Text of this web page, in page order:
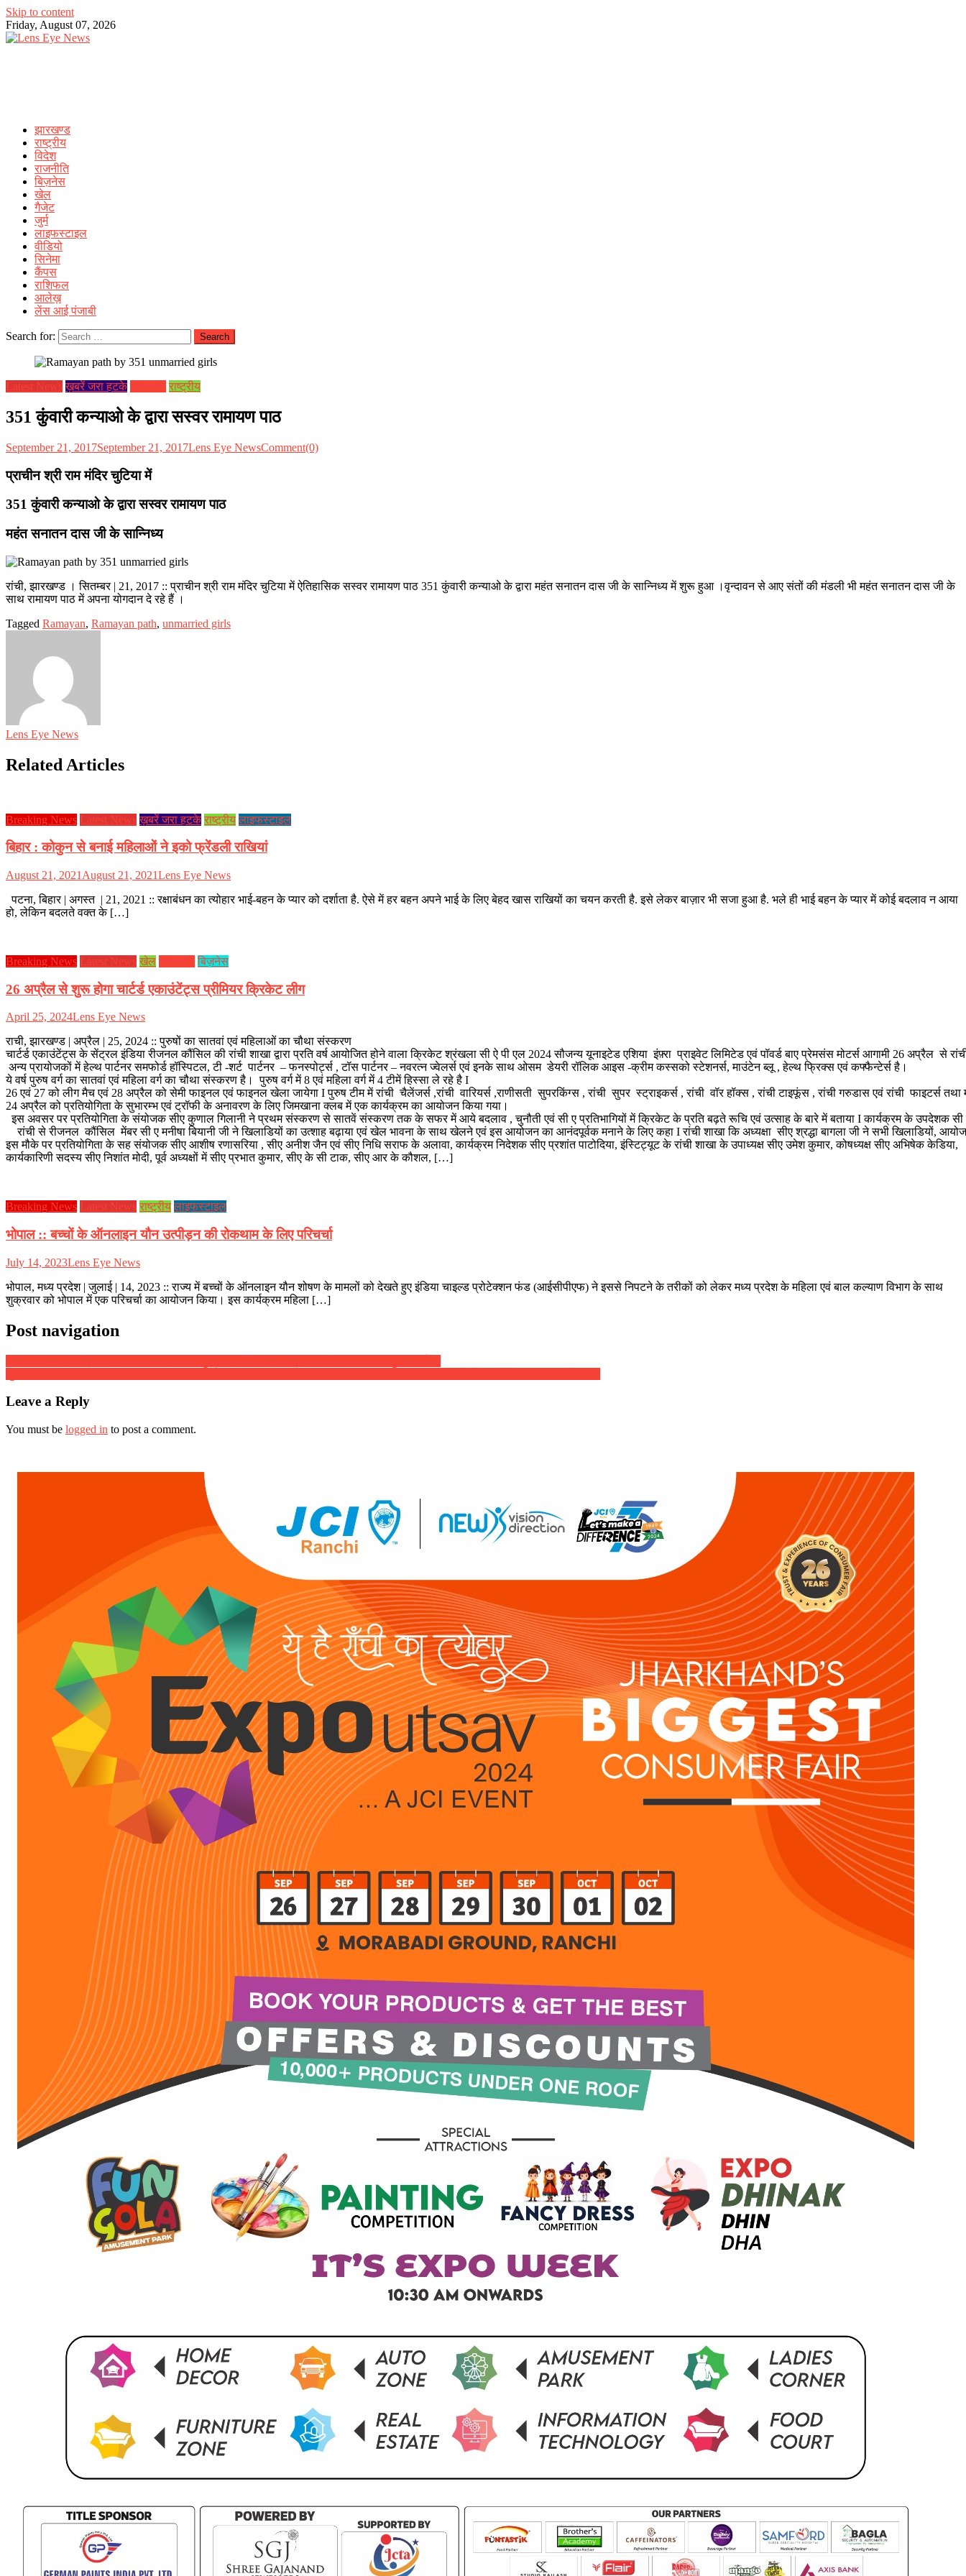
Skip to content
Friday, August 07, 2026
झारखण्ड
राष्ट्रीय
विदेश
राजनीति
बिज़नेस
खेल
गैजेट
जुर्म
लाइफस्टाइल
वीडियो
सिनेमा
कैंपस
राशिफल
आलेख़
लेंस आई पंजाबी
Search for:
Latest News ख़बरें जरा हटके राष्ट्रीय
351 कुंवारी कन्याओ के द्वारा सस्वर रामायण पाठ
September 21, 2017September 21, 2017Lens Eye NewsComment(0)
प्राचीन श्री राम मंदिर चुटिया में
351 कुंवारी कन्याओ के द्वारा सस्वर रामायण पाठ
महंत सनातन दास जी के सान्निध्य
रांची, झारखण्ड । सितम्बर | 21, 2017 :: प्राचीन श्री राम मंदिर चुटिया में ऐतिहासिक सस्वर रामायण पाठ 351 कुंवारी कन्याओ के द्वारा महंत सनातन दास जी के सान्निध्य में शुरू हुआ ।वृन्दावन से आए संतों की मंडली भी महंत सनातन दास जी के
साथ रामायण पाठ में अपना योगदान दे रहे हैं ।
Tagged Ramayan, Ramayan path, unmarried girls
Lens Eye News
Related Articles
Breaking News Latest News ख़बरें जरा हटके राष्ट्रीय लाइफस्टाइल
बिहार : कोकुन से बनाई महिलाओं ने इको फ्रेंडली राखियां
August 21, 2021 August 21, 2021Lens Eye News
पटना, बिहार | अगस्त | 21, 2021 :: रक्षाबंधन का त्योहार भाई-बहन के प्यार को दर्शाता है. ऐसे में हर बहन अपने भाई के लिए बेहद खास राखियों का चयन करती है. इसे लेकर बाज़ार भी सजा हुआ है. भले ही भाई बहन के प्यार में कोई बदलाव न आया
हो, लेकिन बदलते वक्त के […]
Breaking News Latest News खेल बिज़नेस
26 अप्रैल से शुरू होगा चार्टर्ड एकाउंटेंट्स प्रीमियर क्रिकेट लीग
April 25, 2024Lens Eye News
राची, झारखण्ड | अप्रैल | 25, 2024 :: पुरुषों का सातवां एवं महिलाओं का चौथा संस्करण
चार्टर्ड एकाउंटेंट्स के सेंट्रल इंडिया रीजनल कौंसिल की रांची शाखा द्वारा प्रति वर्ष आयोजित होने वाला क्रिकेट श्रंखला सी ऐ पी एल 2024 सौजन्य यूनाइटेड एशिया इंफ़्रा प्राइवेट लिमिटेड एवं पॉवर्ड बाए प्रेमसंस मोटर्स आगामी 26 अप्रैल से
अन्य प्रायोजकों में हेल्थ पार्टनर समफोर्ड हॉस्पिटल, टी -शर्ट पार्टनर – फनस्पोर्ट्स , टॉस पार्टनर – नवरत्न ज्वेलर्स एवं इनके साथ ओसम डेयरी रॉलिक आइस -क्रीम कस्सको स्टेशनर्स, माउंटेन ब्लू , हेल्थ फ्रिक्स एवं कफ्फैन्टेर्स है।
ये वर्ष पुरुष वर्ग का सातवां एवं महिला वर्ग का चौथा संस्करण है। पुरुष वर्ग में 8 एवं महिला वर्ग में 4 टीमें हिस्सा ले रहे है I
26 एवं 27 को लीग मैच एवं 28 अप्रैल को सेमी फाइनल एवं फाइनल खेला जायेगा I पुरुष टीम में रांची चैलेंजर्स ,रांची वारियर्स ,राणीसती सुपरकिंग्स , रांची सुपर स्ट्राइकर्स , रांची वॉर हॉक्स , रांची टाइफूंस , रांची गरुडास एवं रांची फाइटर्स तथा
24 अप्रैल को प्रतियोगिता के सुभारम्भ एवं ट्रॉफी के अनावरण के लिए जिमखाना क्लब में एक कार्यक्रम का आयोजन किया गया।
इस अवसर पर प्रतियोगिता के संयोजक सीए कुणाल गिलानी ने प्रथम संस्करण से सातवें संस्करण तक के सफर में आये बदलाव , चुनौती एवं सी ए प्रतिभागियों में क्रिकेट के प्रति बढ़ते रूचि एवं उत्साह के बारे में बताया I कार्यक्रम के उपदेशक सी ए
रांची से रीजनल कौंसिल मेंबर सी ए मनीषा बियानी जी ने खिलाडियों का उत्शाह बढ़ाया एवं खेल भावना के साथ खेलने एवं इस आयोजन का आनंदपूर्वक मनाने के लिए कहा I रांची शाखा कि अध्यक्षा सीए श्रद्धा बागला जी ने सभी खिलाडियों,
इस मौके पर प्रतियोगिता के सह संयोजक सीए आशीष रणासरिया , सीए अनीश जैन एवं सीए निधि सराफ के अलावा, कार्यक्रम निदेशक सीए प्रशांत पाटोदिया, इंस्टिट्यूट के रांची शाखा के उपाध्यक्ष सीए उमेश कुमार, कोषध्यक्ष सीए अभिषेक केडिया,
कार्यकारिणी सदस्य सीए निशांत मोदी, पूर्व अध्यक्षों में सीए प्रभात कुमार, सीए के सी टाक, सीए आर के कौशल, […]
Breaking News Latest News राष्ट्रीय लाइफस्टाइल
भोपाल :: बच्चों के ऑनलाइन यौन उत्पीड़न की रोकथाम के लिए परिचर्चा
July 14, 2023Lens Eye News
भोपाल, मध्य प्रदेश | जुलाई | 14, 2023 :: राज्य में बच्चों के ऑनलाइन यौन शोषण के मामलों को देखते हुए इंडिया चाइल्ड प्रोटेक्शन फंड (आईसीपीएफ) ने इससे निपटने के तरीकों को लेकर मध्य प्रदेश के महिला एवं बाल कल्याण विभाग के साथ
शुक्रवार को भोपाल में एक परिचर्चा का आयोजन किया। इस कार्यक्रम महिला […]
Post navigation
Leave a Reply
You must be logged in to post a comment.